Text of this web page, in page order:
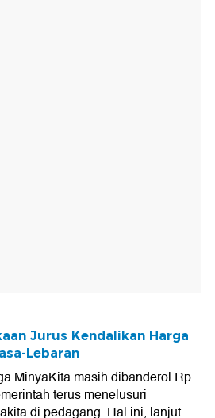
Jurus Kendalikan Harga
Lebaran
MinyaKita masih dibanderol Rp
terus menelusuri
di pedagang. Hal ini, lanjut